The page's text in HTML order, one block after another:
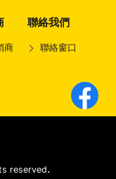
商
聯絡我們
聯絡窗口
reserved.